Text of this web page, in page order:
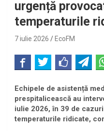
urgență
temperaturile
7 iulie 2026 EcoFM
Echipele de asistență
prespitalicească au
iulie 2026, în 39 de
temperaturile ridicate,